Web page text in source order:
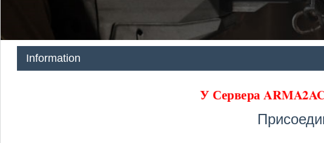
Information
У Сервера